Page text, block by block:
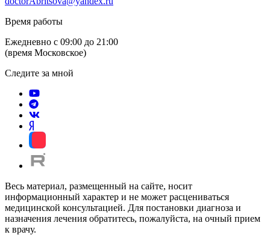
Время работы
Ежедневно с 09:00 до 21:00
(время Московское)
Следите за мной
Весь материал, размещенный на сайте, носит
информационный характер и не может расцениваться
медицинской консультацией. Для постановки диагноза и
назначения лечения обратитесь, пожалуйста, на очный прием
к врачу.